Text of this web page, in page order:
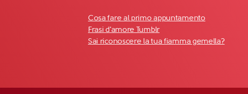
Cosa fare al primo appuntamento
Frasi d'amore Tumblr
Sai riconoscere la tua fiamma gemella?